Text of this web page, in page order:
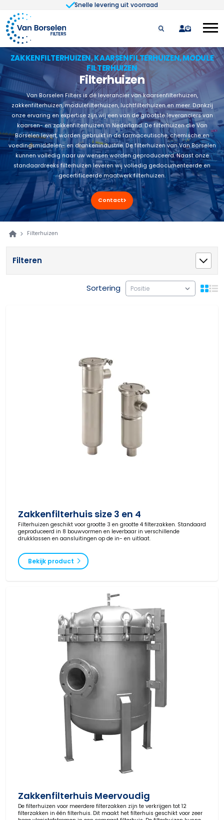
Snelle levering uit voorraad
Ga naar de inhoud
quote
ZAKKENFILTERHUIZEN, KAARSENFILTERHUIZEN, MODULE
FILTERHUIZEN
Filterhuizen
Van Borselen Filters is dé leverancier van kaarsenfilterhuizen,
zakkenfilterhuizen, modulefilterhuizen, luchtfilterhuizen en meer. Dankzij
onze ervaring en expertise zijn wij een van de grootste leveranciers van
kaarsen- en zakkenfilterhuizen in Nederland. De filterhuizen die Van
Borselen levert, worden gebruikt in de farmaceutische, chemische en
voedingsmiddelen- en drankenindustrie. De filterhuizen van Van Borselen
kunnen volledig naar uw wensen worden geproduceerd. Naast onze
standaardreeks filterhuizen leveren wij volledig gedocumenteerde en
gecertificeerde maatwerk filterhuizen.
Contact
Filterhuizen
Filteren
Sortering
Zakkenfilterhuis size 3 en 4
Filterhuizen geschikt voor grootte 3 en grootte 4 filterzakken. Standaard
geproduceerd in 8 bouwvormen en leverbaar in verschillende
drukklassen en aansluitingen op de in- en uitlaat.
Bekijk product
Zakkenfilterhuis Meervoudig
De filterhuizen voor meerdere filterzakken zijn te verkrijgen tot 12
filterzakken in één filterhuis. Dit maakt het filterhuis geschikt voor zeer